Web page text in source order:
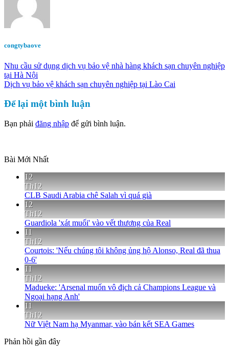
congtybaove
Nhu cầu sử dụng dịch vụ bảo vệ nhà hàng khách sạn chuyên nghiệp
tại Hà Nội
Dịch vụ bảo vệ khách sạn chuyên nghiệp tại Lào Cai
Để lại một bình luận
Bạn phải đăng nhập để gửi bình luận.
Bài Mới Nhất
12
Th12
CLB Saudi Arabia chê Salah vì quá già
12
Th12
Guardiola 'xát muối' vào vết thương của Real
11
Th12
Courtois: 'Nếu chúng tôi không ủng hộ Alonso, Real đã thua
0-6'
11
Th12
Madueke: 'Arsenal muốn vô địch cả Champions League và
Ngoại hạng Anh'
11
Th12
Nữ Việt Nam hạ Myanmar, vào bán kết SEA Games
Phản hồi gần đây